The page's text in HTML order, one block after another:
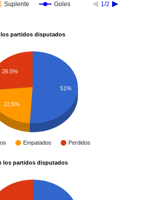
Suplente Goles 1/2
partidos disputados
Empatados Perdidos
26.5%
22.5%
51%
los partidos disputados